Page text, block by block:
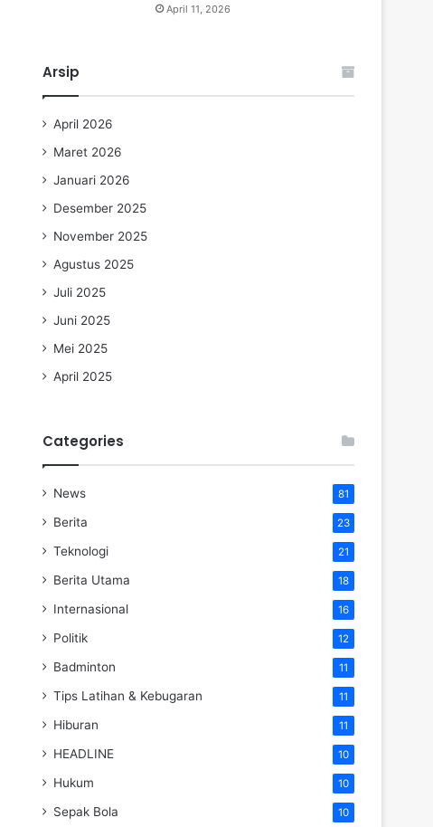
April 11, 2026
Arsip
April 2026
Maret 2026
Januari 2026
Desember 2025
November 2025
Agustus 2025
Juli 2025
Juni 2025
Mei 2025
April 2025
Categories
News 81
Berita 23
Teknologi 21
Berita Utama 18
Internasional 16
Politik 12
Badminton 11
Tips Latihan & Kebugaran 11
Hiburan 11
HEADLINE 10
Hukum 10
Sepak Bola 10